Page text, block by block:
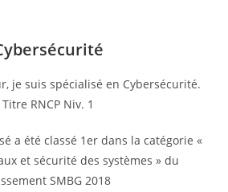
je suis spécialisé en Cybersécurité.
Titre RNCP Niv. 1
a été classé 1er dans la catégorie «
et sécurité des systèmes » du
SMBG 2018